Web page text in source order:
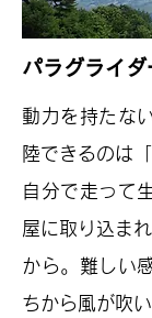
パラグライ
動力を持たな
陸できるのは
自分で走って
屋に取り込ま
から。難しい
ちから風が吹